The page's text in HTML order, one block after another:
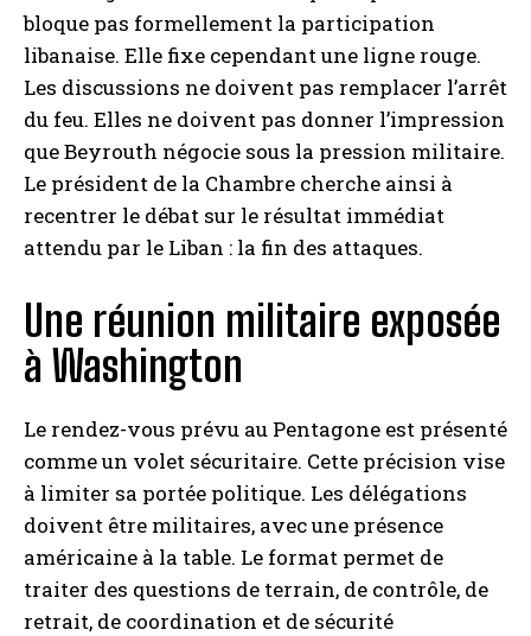
bloque pas formellement la participation
libanaise. Elle fixe cependant une ligne rouge.
Les discussions ne doivent pas remplacer l’arrêt
du feu. Elles ne doivent pas donner l’impression
que Beyrouth négocie sous la pression militaire.
Le président de la Chambre cherche ainsi à
recentrer le débat sur le résultat immédiat
attendu par le Liban : la fin des attaques.
Une réunion militaire exposée
à Washington
Le rendez-vous prévu au Pentagone est présenté
comme un volet sécuritaire. Cette précision vise
à limiter sa portée politique. Les délégations
doivent être militaires, avec une présence
américaine à la table. Le format permet de
traiter des questions de terrain, de contrôle, de
retrait, de coordination et de sécurité